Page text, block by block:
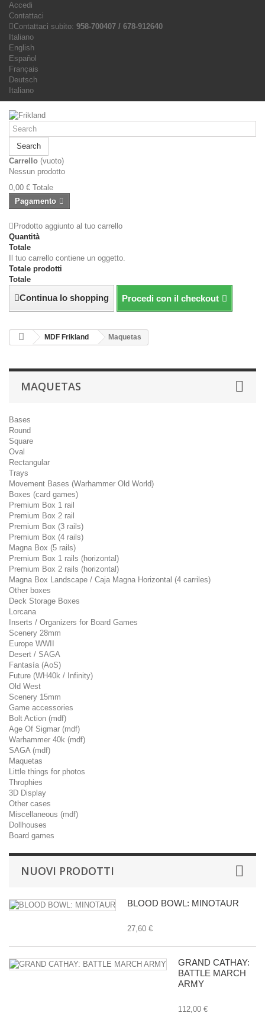
Accedi
Contattaci
Contattaci subito: 958-700407 / 678-912640
Italiano
English
Español
Français
Deutsch
Italiano
Search
Carrello (vuoto)
Nessun prodotto
0,00 € Totale
Pagamento
Prodotto aggiunto al tuo carrello
Quantità
Totale
Il tuo carrello contiene un oggetto.
Totale prodotti
Totale
Continua lo shopping Procedi con il checkout
MDF Frikland Maquetas
MAQUETAS
Bases
Round
Square
Oval
Rectangular
Trays
Movement Bases (Warhammer Old World)
Boxes (card games)
Premium Box 1 rail
Premium Box 2 rail
Premium Box (3 rails)
Premium Box (4 rails)
Magna Box (5 rails)
Premium Box 1 rails (horizontal)
Premium Box 2 rails (horizontal)
Magna Box Landscape / Caja Magna Horizontal (4 carriles)
Other boxes
Deck Storage Boxes
Lorcana
Inserts / Organizers for Board Games
Scenery 28mm
Europe WWII
Desert / SAGA
Fantasía (AoS)
Future (WH40k / Infinity)
Old West
Scenery 15mm
Game accessories
Bolt Action (mdf)
Age Of Sigmar (mdf)
Warhammer 40k (mdf)
SAGA (mdf)
Maquetas
Little things for photos
Throphies
3D Display
Other cases
Miscellaneous (mdf)
Dollhouses
Board games
NUOVI PRODOTTI
BLOOD BOWL: MINOTAUR
27,60 €
GRAND CATHAY:
BATTLE MARCH
ARMY
112,00 €